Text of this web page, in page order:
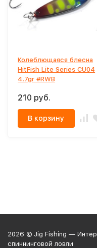
Колеблющаяся блесна
HitFish Lite Series CU04
4.7gr #RWB
210 руб.
В корзину
2026 © Jig Fishing —
спиннинговой ловли